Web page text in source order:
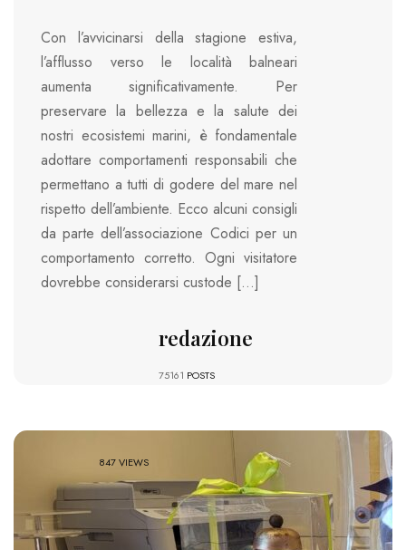
Con l’avvicinarsi della stagione estiva,
l’afflusso verso le località balneari
aumenta significativamente. Per
preservare la bellezza e la salute dei
nostri ecosistemi marini, è fondamentale
adottare comportamenti responsabili che
permettano a tutti di godere del mare nel
rispetto dell’ambiente. Ecco alcuni consigli
da parte dell’associazione Codici per un
comportamento corretto. Ogni visitatore
dovrebbe considerarsi custode […]
redazione
75161 POSTS
847 VIEWS